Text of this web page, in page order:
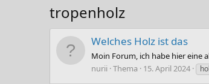
tropenholz
Welches Holz ist das
Moin Forum, ich habe hier eine
nurii Thema 15. April 2024